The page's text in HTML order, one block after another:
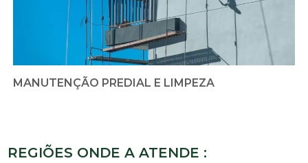
MANUTENÇÃO PREDIAL E LIMPEZA
REGIÕES ONDE A ATENDE :